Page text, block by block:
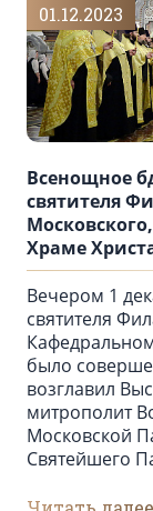
01.12.2023
Всенощное
святителя
Храме
Вечером 1
святителя
было
возглавил
митрополит
Московской
Святейшего